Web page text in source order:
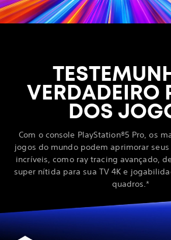
VERDADEIRO
DOS
Com o console PlayStation®5 Pro, os
jogos do mundo podem aprimorar
incríveis, como ray tracing avançado,
super nítida para sua TV 4K e
quadros.*